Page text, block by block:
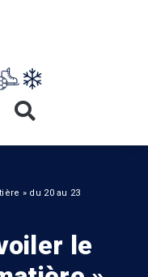
» du 20 au 23
le